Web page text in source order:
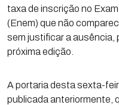
taxa de inscrição no
(Enem) que não
sem justificar a ausência,
próxima edição.
A portaria desta sexta-
publicada anteriormente,